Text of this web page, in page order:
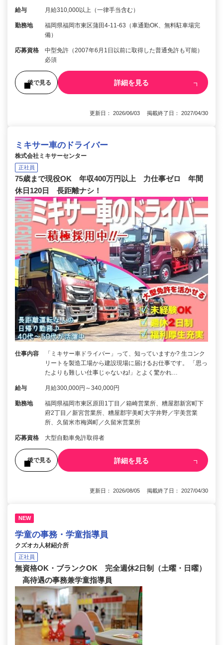
給与 月給310,000以上（一律手当含む）
勤務地
福岡県福岡市東区蒲田4-11-63（車通勤OK、無料駐車場完
備）
応募資格
中型免許（2007年6月1日以前に取得した普通免許も可能）
必須
後で見る 詳細を見る
更新日： 2026/06/03 掲載終了日： 2027/04/30
ミキサー車のドライバー
株式会社ミキサーセンター
正社員
75歳まで現役OK 年収400万円以上 力仕事ゼロ 年間
休日120日 長距離ナシ！
仕事内容
「ミキサー車ドライバー」って、知っていますか? 生コンク
リートを製造工場から建設現場に届けるお仕事です。 「思っ
たよりも難しい仕事じゃないね!」とよく驚かれ…
給与 月給300,000円～340,000円
勤務地
福岡県福岡市東区原田1丁目／箱崎営業所、糟屋郡新宮町下
府2丁目／新宮営業所、糟屋郡宇美町大字井野／宇美営業
所、久留米市梅満町／久留米営業所
応募資格 大型自動車免許取得者
後で見る 詳細を見る
更新日： 2026/08/05 掲載終了日： 2027/04/30
NEW
学童の事務・学童指導員
クズオカ人材紹介所
正社員
無資格OK・ブランクOK 完全週休2日制（土曜・日曜）
高待遇の事務兼学童指導員